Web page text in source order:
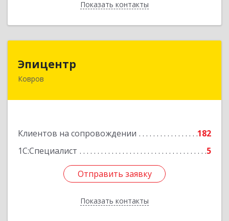
Показать контакты
Назад
Эпицентр
Ковров
Клиентов на сопровождении
182
1С:Специалист
5
Отправить заявку
Показать контакты
601900, Владимирская обл, Ковров г, Барсукова
Отправить заявку
Назад